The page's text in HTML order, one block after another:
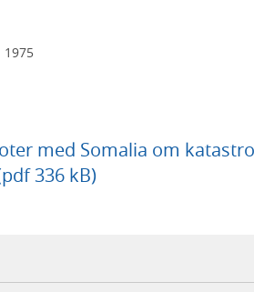
med Somalia om
336 kB)